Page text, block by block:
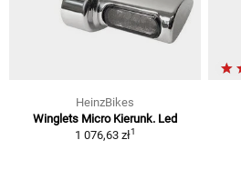
HeinzBikes
Winglets Micro Kierunk. Led
1 076,63 zł1